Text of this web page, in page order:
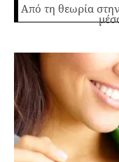
Από τη θεωρία